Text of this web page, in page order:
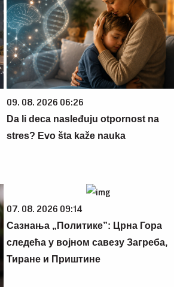
09. 08. 2026 06:26
Da li deca nasleđuju otpornost na
stres? Evo šta kaže nauka
07. 08. 2026 09:14
Сазнања „Политике”: Црна Гора
следећа у војном савезу Загреба,
Тиране и Приштине